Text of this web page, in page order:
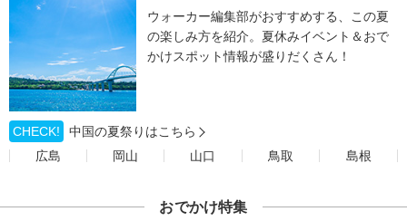
ウォーカー編集部がおすすめする、この夏
の楽しみ方を紹介。夏休みイベント＆おで
かけスポット情報が盛りだくさん！
CHECK!
中国の夏祭りはこちら
広島
岡山 山口 鳥取 島根
おでかけ特集